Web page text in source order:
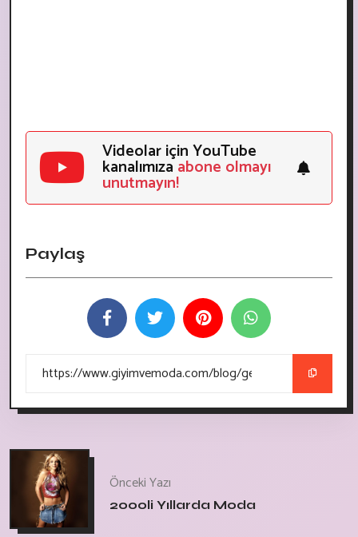
Videolar için YouTube
kanalımızaabone olmayı
unutmayın!
Paylaş
Önceki Yazı
2000li Yıllarda Moda